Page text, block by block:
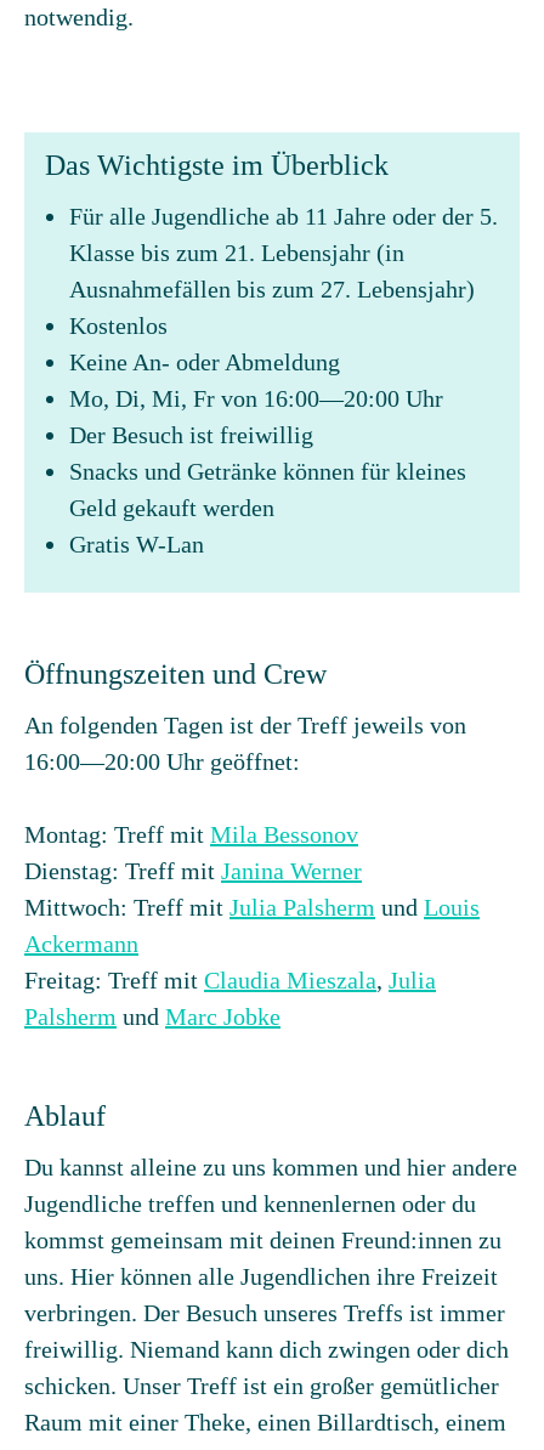
notwendig.
Das Wichtigste im Überblick
Für alle Jugendliche ab 11 Jahre oder der 5.
Klasse bis zum 21. Lebensjahr (in
Ausnahmefällen bis zum 27. Lebensjahr)
Kostenlos
Keine An- oder Abmeldung
Mo, Di, Mi, Fr von 16:00—20:00 Uhr
Der Besuch ist freiwillig
Snacks und Getränke können für kleines
Geld gekauft werden
Gratis W-Lan
Öffnungszeiten und Crew
An folgenden Tagen ist der Treff jeweils von
16:00—20:00 Uhr geöffnet:
Montag: Treff mit Mila Bessonov
Dienstag: Treff mit Janina Werner
Mittwoch: Treff mit Julia Palsherm und Louis
Ackermann
Freitag: Treff mit Claudia Mieszala, Julia
Palsherm und Marc Jobke
Ablauf
Du kannst alleine zu uns kommen und hier andere
Jugendliche treffen und kennenlernen oder du
kommst gemeinsam mit deinen Freund:innen zu
uns. Hier können alle Jugendlichen ihre Freizeit
verbringen. Der Besuch unseres Treffs ist immer
freiwillig. Niemand kann dich zwingen oder dich
schicken. Unser Treff ist ein großer gemütlicher
Raum mit einer Theke, einen Billardtisch, einem